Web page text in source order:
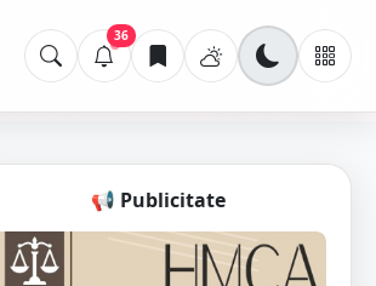
36
📢 Publicitate